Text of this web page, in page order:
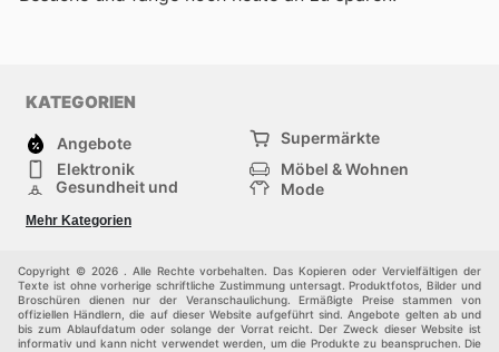
KATEGORIEN
Angebote
Supermärkte
Elektronik
Möbel & Wohnen
Gesundheit und
Mode
Sportartikel und
Sportbekleidung
Einkaufzentren
Andere
Mehr Kategorien
Copyright © 2026 . Alle Rechte vorbehalten. Das Kopieren oder Vervielfältigen der
Texte ist ohne vorherige schriftliche Zustimmung untersagt. Produktfotos, Bilder und
Broschüren dienen nur der Veranschaulichung. Ermäßigte Preise stammen von
offiziellen Händlern, die auf dieser Website aufgeführt sind. Angebote gelten ab und
bis zum Ablaufdatum oder solange der Vorrat reicht. Der Zweck dieser Website ist
informativ und kann nicht verwendet werden, um die Produkte zu beanspruchen. Die